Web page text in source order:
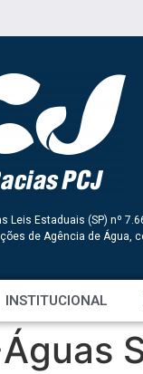
Leis Estaduais (SP) nº
de Agência de Água,
INSTITUCIONAL